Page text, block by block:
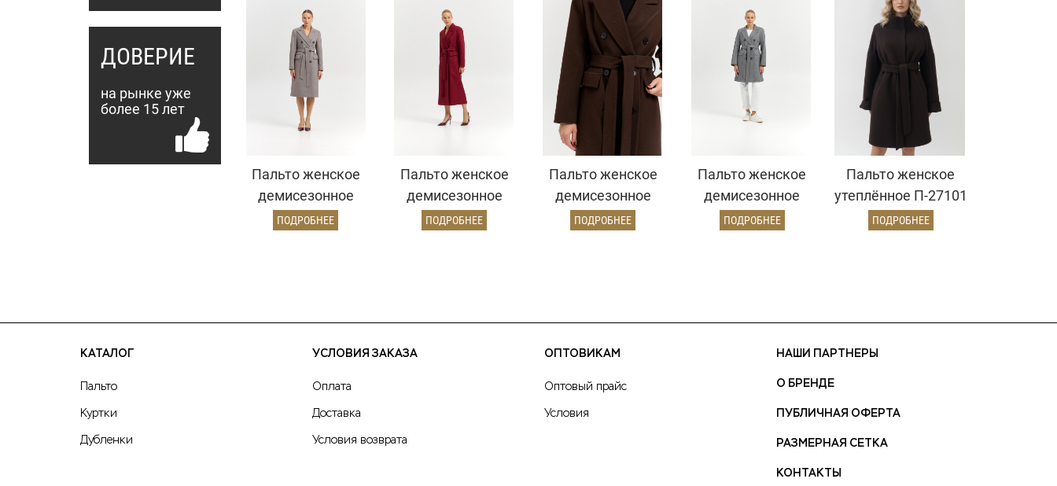
ДОВЕРИЕ
на рынке уже
более 15 лет
Пальто женское
демисезонное
25775
ПОДРОБНЕЕ
Пальто женское
демисезонное
26326 (бордовый/
ПОДРОБНЕЕ
Пальто женское
демисезонное
26326 (шоколад/
ПОДРОБНЕЕ
Пальто женское
демисезонное
26897 (пепельный/
ПОДРОБНЕЕ
Пальто женское
утеплённое П-27101
УТ-04 (коричневый)
ПОДРОБНЕЕ
КАТАЛОГ
Пальто
Куртки
Дубленки
УСЛОВИЯ ЗАКАЗА
Оплата
Доставка
Условия возврата
ОПТОВИКАМ
Оптовый прайс
Условия
НАШИ ПАРТНЕРЫ
О БРЕНДЕ
ПУБЛИЧНАЯ ОФЕРТА
РАЗМЕРНАЯ СЕТКА
КОНТАКТЫ